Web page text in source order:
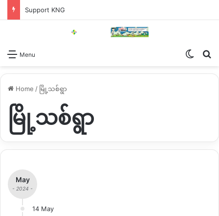
Support KNG
Menu
Home / မြို့သစ်ရွာ
မြို့သစ်ရွာ
May
- 2024 -
14 May